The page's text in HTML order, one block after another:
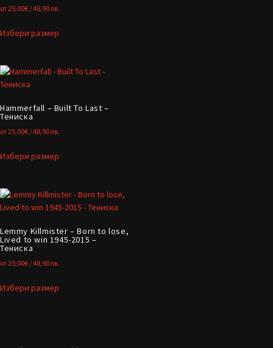
от25,00€ / 48,90 лв.
Избери размер
Hammerfall – Built To Last –
Тениска
от25,00€ / 48,90 лв.
Избери размер
Lemmy Killmister – Born to lose,
Lived to win 1945-2015 –
Тениска
от25,00€ / 48,90 лв.
Избери размер